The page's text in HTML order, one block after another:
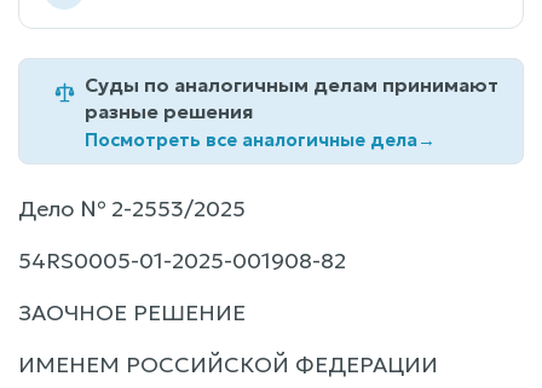
Суды по аналогичным делам принимают
разные решения
Посмотреть все аналогичные дела→
Дело № 2-2553/2025
54RS0005-01-2025-001908-82
ЗАОЧНОЕ РЕШЕНИЕ
ИМЕНЕМ РОССИЙСКОЙ ФЕДЕРАЦИИ